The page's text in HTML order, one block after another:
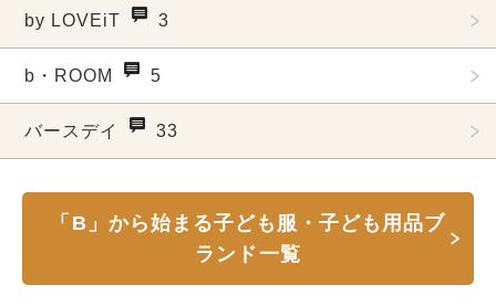
by LOVEiT 3
b・ROOM 5
バースデイ 33
「B」から始まる子ども服・子ども用品ブ
ランド一覧